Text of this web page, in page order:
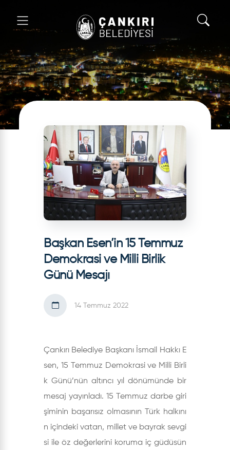
Başkan Esen’in 15 Temmuz
Demokrasi ve Milli Birlik
Günü Mesajı
14 Temmuz 2022
Çankırı Belediye Başkanı İsmail Hakkı E
sen, 15 Temmuz Demokrasi ve Milli Birli
k Günü’nün altıncı yıl dönümünde bir
mesaj yayınladı. 15 Temmuz darbe giri
şiminin başarısız olmasının Türk halkını
n içindeki vatan, millet ve bayrak sevgi
si ile öz değerlerini koruma iç güdüsün